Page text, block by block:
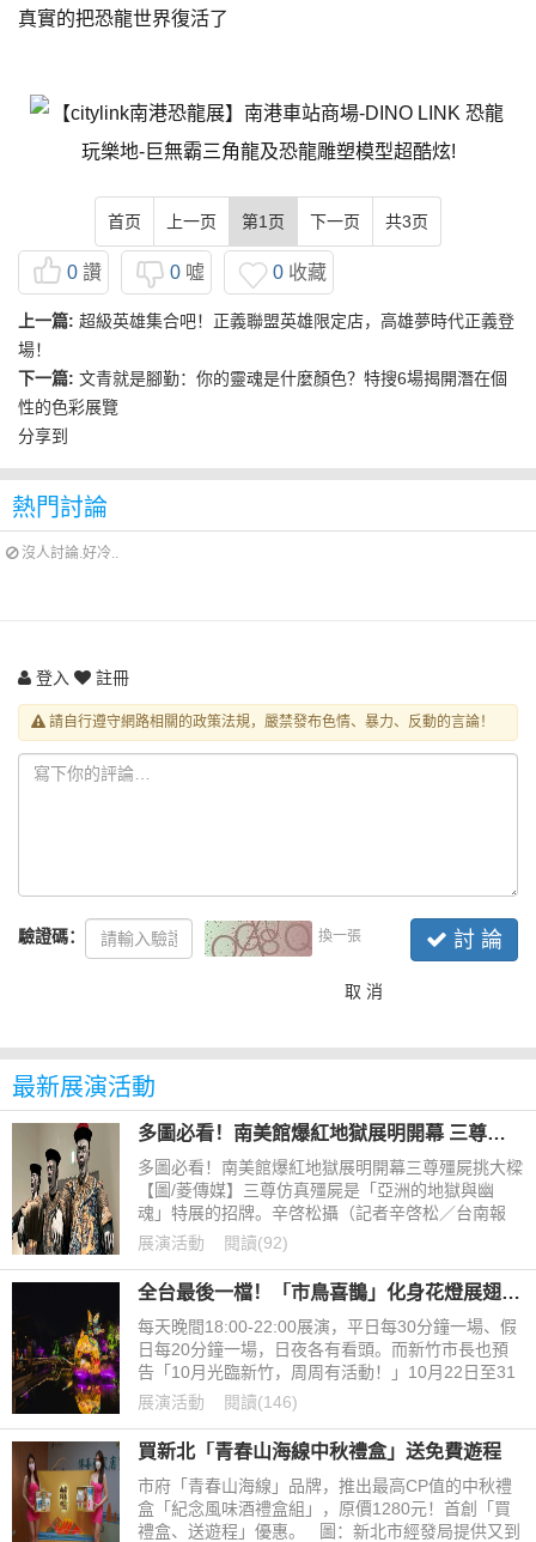
真實的把恐龍世界復活了
首页 上一页 第1页 下一页 共3页
0 讚 0 噓 0 收藏
上一篇: 超級英雄集合吧！正義聯盟英雄限定店，高雄夢時代正義登
場！
下一篇: 文青就是腳勤：你的靈魂是什麼顏色？特搜6場揭開潛在個
性的色彩展覽
分享到
熱門討論
沒人討論.好冷..
登入 註冊
請自行遵守網路相關的政策法規，嚴禁發布色情、暴力、反動的言論！
驗證碼： 換一張 討 論
取 消
最新展演活動
多圖必看！南美館爆紅地獄展明開幕 三尊殭屍挑大樑
多圖必看！南美館爆紅地獄展明開幕三尊殭屍挑大樑
【圖/菱傳媒】三尊仿真殭屍是「亞洲的地獄與幽
魂」特展的招牌。辛啓松攝（記者辛啓松／台南報
導）「亞洲的地獄與幽魂」特展明（25日）在台南
市美術館登場，三尊殭屍
展演活動 閱讀(92)
全台最後一檔！「市鳥喜鵲」化身花燈展翅麗池，新竹光臨藝術節壓軸光雕秀10/22起開展
每天晚間18:00-22:00展演，平日每30分鐘一場、假
日每20分鐘一場，日夜各有看頭。而新竹市長也預
告「10月光臨新竹，周周有活動！」10月22日至31
日新竹光臨藝術節重頭戲「光雕展演」將以光雕投影
點亮新竹市區九座建築、古蹟，是全國首見最大規模
光雕演出。
展演活動 閱讀(146)
買新北「青春山海線中秋禮盒」送免費遊程
市府「青春山海線」品牌，推出最高CP值的中秋禮
盒「紀念風味酒禮盒組」，原價1280元！首創「買
禮盒、送遊程」優惠。 圖：新北市經發局提供又到